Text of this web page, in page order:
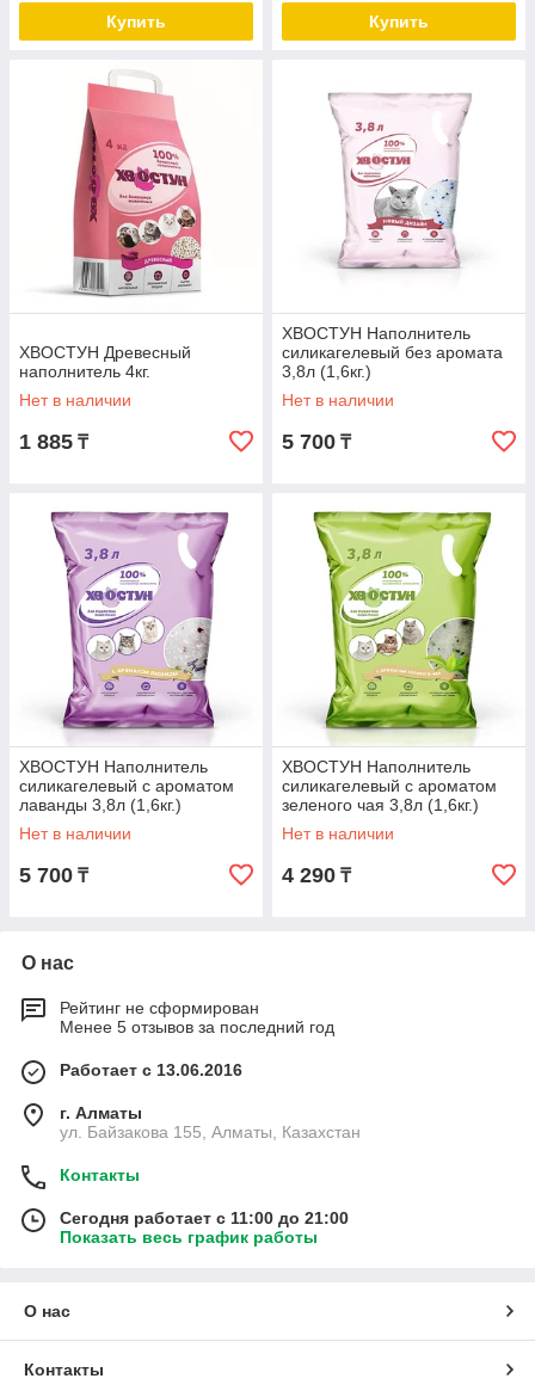
Купить Купить
ХВОСТУН Древесный
наполнитель 4кг.
Нет в наличии
1 885 ₸
ХВОСТУН Наполнитель
силикагелевый без аромата
3,8л (1,6кг.)
Нет в наличии
5 700 ₸
ХВОСТУН Наполнитель
силикагелевый с ароматом
лаванды 3,8л (1,6кг.)
Нет в наличии
5 700 ₸
ХВОСТУН Наполнитель
силикагелевый с ароматом
зеленого чая 3,8л (1,6кг.)
Нет в наличии
4 290 ₸
О нас
Рейтинг не сформирован
Менее 5 отзывов за последний год
Работает с 13.06.2016
г. Алматы
ул. Байзакова 155, Алматы, Казахстан
Контакты
Сегодня работает с 11:00 до 21:00
Показать весь график работы
О нас
Контакты